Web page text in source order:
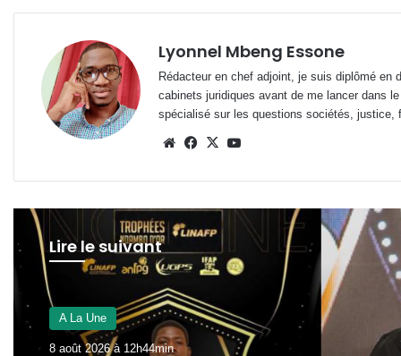
Lyonnel Mbeng Essone
Rédacteur en chef adjoint, je suis diplômé en
cabinets juridiques avant de me lancer dans
spécialisé sur les questions sociétés,
WebsiteFacebook
X
Lire le suivant
A La Une
8 août 2026 à 11h58min